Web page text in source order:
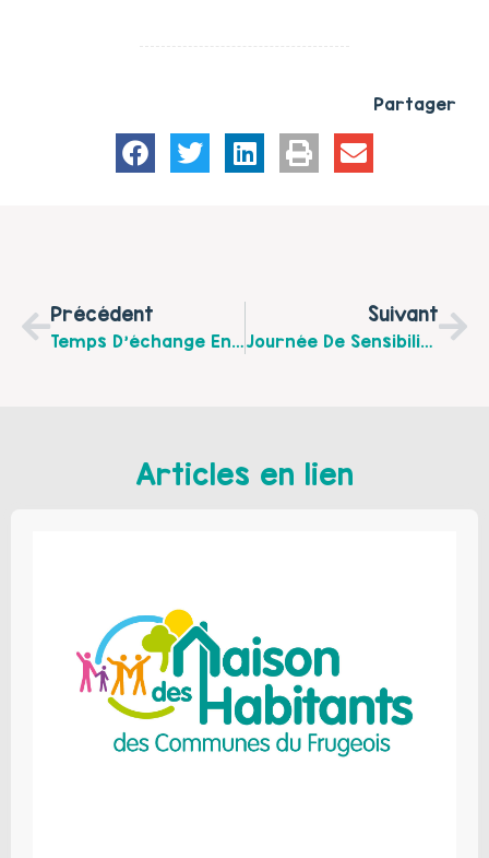
Partager
Précédent
Temps D’échange Entre Parents : Mardi 8 Septembre À 17h30 Avec La Maison Des Ados À Espace Centre Calais
Suivant
Journée De Sensibilisation Au Syndrôme D’Alcoolisation Foetale, Le 9 Septembre À Viatopia Calais.
Articles en lien